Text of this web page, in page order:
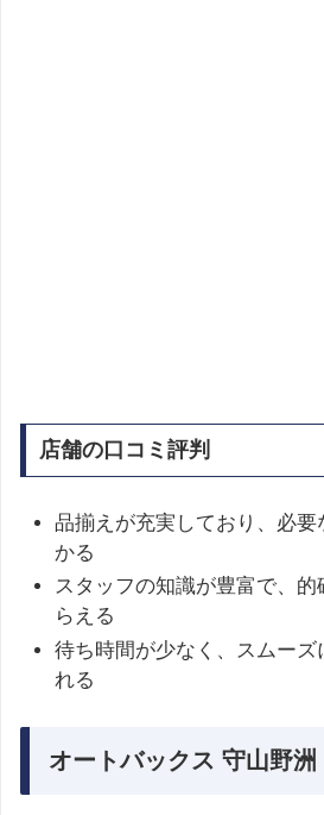
店舗の口コミ評判
品揃えが充実しており、必
かる
スタッフの知識が豊富で、的
らえる
待ち時間が少なく、スムーズ
れる
オートバックス 守山野洲